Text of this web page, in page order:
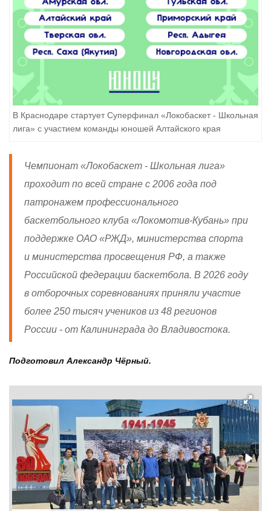
В Краснодаре стартует Суперфинал «Локобаскет - Школьная
лига» с участием команды юношей Алтайского края
Чемпионат «Локобаскет - Школьная лига»
проходит по всей стране с 2006 года под
патронажем профессионального
баскетбольного клуба «Локомотив-Кубань» при
поддержке ОАО «РЖД», министерства спорта
и министерства просвещения РФ, а также
Российской федерации баскетбола. В 2026 году
в отборочных соревнованиях приняли участие
более 250 тысяч учеников из 48 регионов
России - от Калининграда до Владивостока.
Подготовил Александр Чёрный.